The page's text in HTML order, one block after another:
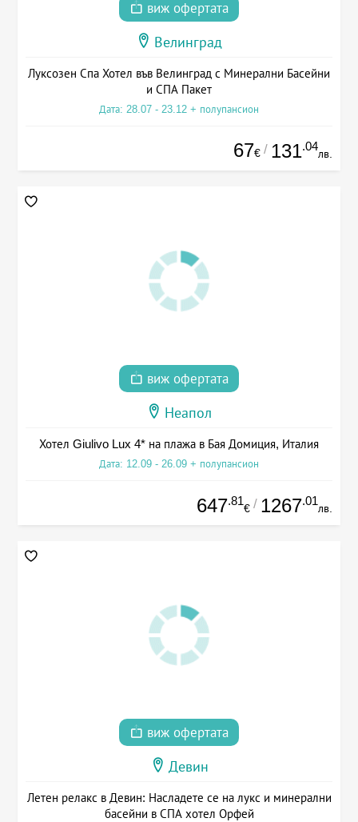
виж офертата
Велинград
Луксозен Спа Хотел във Велинград с Минерални Басейни
и СПА Пакет
Дата: 28.07 - 23.12 + полупансион
67€ / 131.04
лв.
виж офертата
Неапол
Хотел Giulivo Lux 4* на плажа в Бая Домиция, Италия
Дата: 12.09 - 26.09 + полупансион
647.81
€ / 1267.01
лв.
виж офертата
Девин
Летен релакс в Девин: Насладете се на лукс и минерални
басейни в СПА хотел Орфей